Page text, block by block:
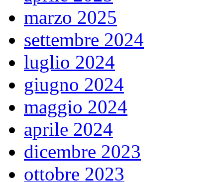
marzo 2025
settembre 2024
luglio 2024
giugno 2024
maggio 2024
aprile 2024
dicembre 2023
ottobre 2023